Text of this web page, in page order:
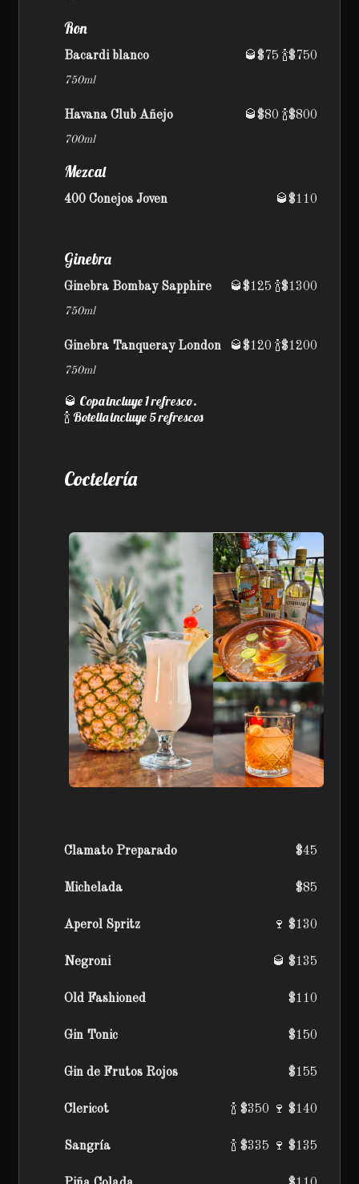
Ron
Bacardi blanco 🥃$75 🍾$750
750ml
Havana Club Añejo 🥃$80 🍾$800
700ml
Mezcal
400 Conejos Joven 🥃$110
Ginebra
Ginebra Bombay Sapphire 🥃$125 🍾$1300
750ml
Ginebra Tanqueray London 🥃$120 🍾$1200
750ml
🥃 Copa incluye 1 refresco.
🍾 Botella incluye 5 refrescos
Coctelería
Clamato Preparado $45
Michelada $85
Aperol Spritz 🍷 $130
Negroni 🥃 $135
Old Fashioned $110
Gin Tonic $150
Gin de Frutos Rojos $155
Clericot 🍾 $350 🍷 $140
Sangría 🍾 $335 🍷 $135